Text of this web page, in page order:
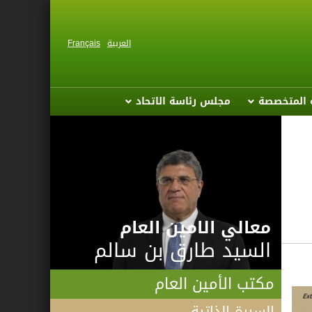
العربية Français
المتخصصة مجلس رئاسة الاتحاد
معالي الامين العام
السيد طارق بن سالم
مكتب الأمين العام